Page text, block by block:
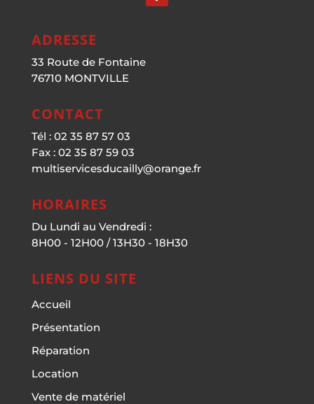
ADRESSE
33 Route de Fontaine
76710 MONTVILLE
CONTACT
Tél : 02 35 87 57 03
Fax : 02 35 87 59 03
multiservicesducailly@orange.fr
HORAIRES
Du Lundi au Vendredi :
8H00 - 12H00 / 13H30 - 18H30
LIENS DU SITE
Accueil
Présentation
Réparation
Location
Vente de matériel